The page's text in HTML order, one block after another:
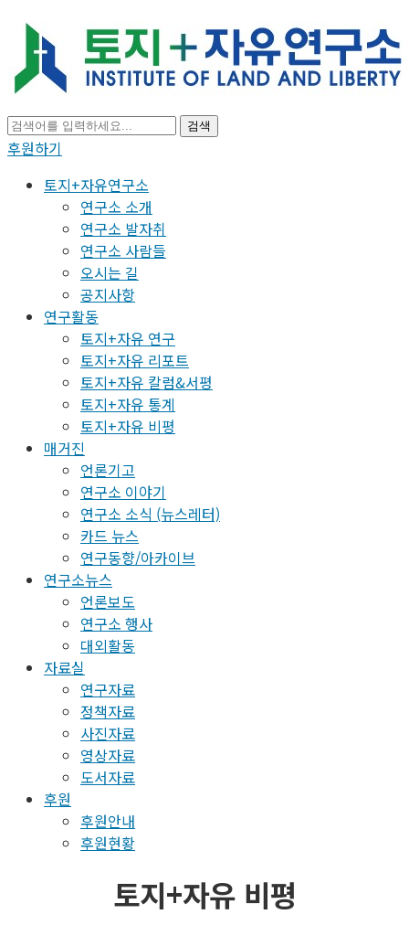
검색
후원하기
토지+자유연구소
연구소 소개
연구소 발자취
연구소 사람들
오시는 길
공지사항
연구활동
토지+자유 연구
토지+자유 리포트
토지+자유 칼럼&서평
토지+자유 통계
토지+자유 비평
매거진
언론기고
연구소 이야기
연구소 소식 (뉴스레터)
카드 뉴스
연구동향/아카이브
연구소뉴스
언론보도
연구소 행사
대외활동
자료실
연구자료
정책자료
사진자료
영상자료
도서자료
후원
후원안내
후원현황
토지+자유 비평